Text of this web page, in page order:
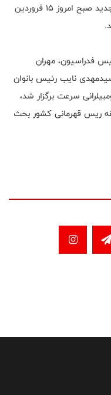
جلسه کمیته اتومبیلرانی سرعت در سال جدید صبح امروز ۱۵ فروردین
فدراسیون، مهران
نایب رئیس بانوان
سرعت برگزار شد،
برگزاری۶ راند مسابقه ریس قهرمانی کشور بحث